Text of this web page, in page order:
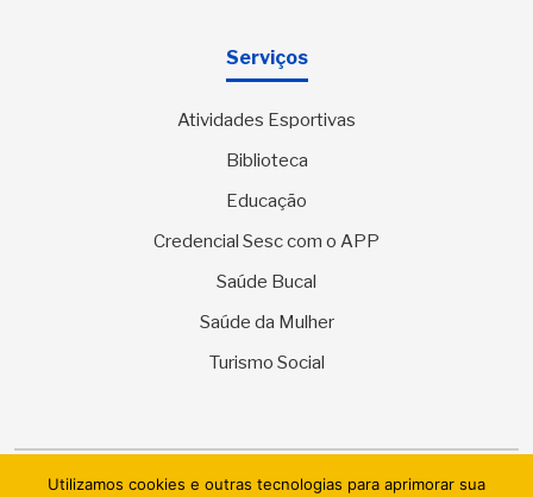
Serviços
Atividades Esportivas
Biblioteca
Educação
Credencial Sesc com o APP
Saúde Bucal
Saúde da Mulher
Turismo Social
© 2026 SESC Sergipe - Serviço Social do Comércio. Todos os
Utilizamos cookies e outras tecnologias para aprimorar sua